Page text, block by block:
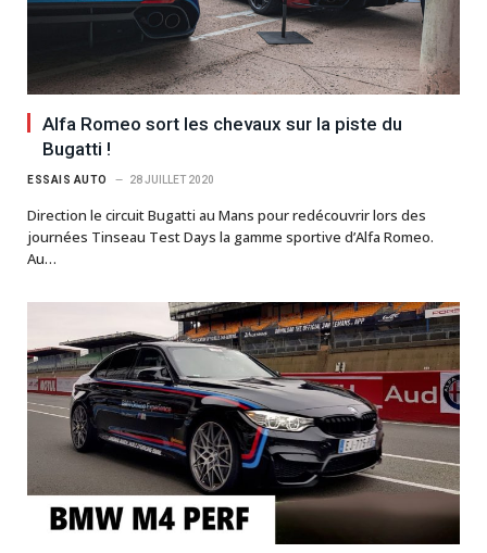
Alfa Romeo sort les chevaux sur la piste du
Bugatti !
ESSAIS AUTO 28 JUILLET 2020
Direction le circuit Bugatti au Mans pour redécouvrir lors des
journées Tinseau Test Days la gamme sportive d’Alfa Romeo.
Au…